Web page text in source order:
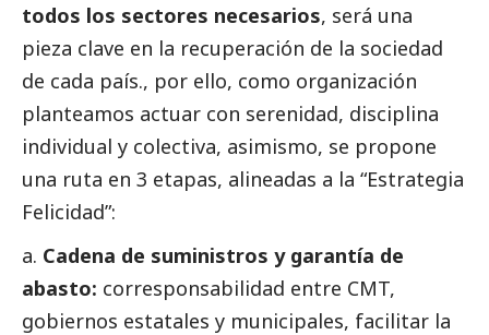
todos los sectores necesarios, será una
pieza clave en la recuperación de la sociedad
de cada país., por ello, como organización
planteamos actuar con serenidad, disciplina
individual y colectiva, asimismo, se propone
una ruta en 3 etapas, alineadas a la “Estrategia
Felicidad”:
Cadena de suministros y garantía de
abasto: corresponsabilidad entre CMT,
gobiernos estatales y municipales, facilitar la